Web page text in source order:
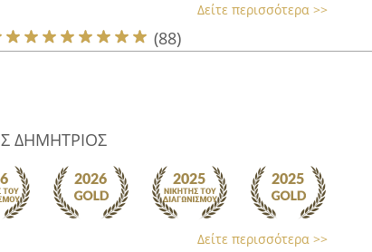
Δείτε περισσότερα >>
(88)
ΔΗΜΗΤΡΙΟΣ
Δείτε περισσότερα >>